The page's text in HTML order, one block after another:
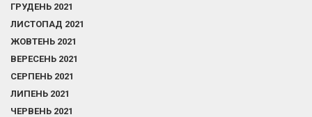
ГРУДЕНЬ 2021
ЛИСТОПАД 2021
ЖОВТЕНЬ 2021
ВЕРЕСЕНЬ 2021
СЕРПЕНЬ 2021
ЛИПЕНЬ 2021
ЧЕРВЕНЬ 2021